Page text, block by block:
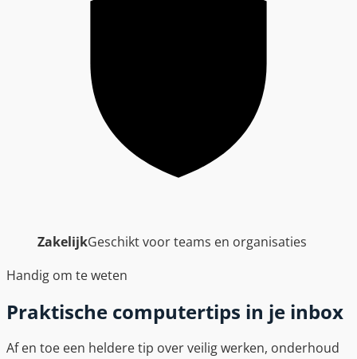
ZakelijkGeschikt voor teams en organisaties
Handig om te weten
Praktische computertips in je inbox
Af en toe een heldere tip over veilig werken, onderhoud